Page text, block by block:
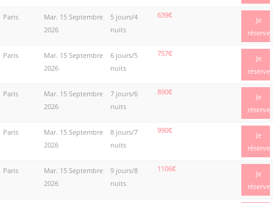
Paris
Mar. 15 Septembre
2026
5 jours/4
nuits
639€
Je
réserve
Paris
Mar. 15 Septembre
2026
6 jours/5
nuits
757€
Je
réserve
Paris
Mar. 15 Septembre
2026
7 jours/6
nuits
890€
Je
réserve
Paris
Mar. 15 Septembre
2026
8 jours/7
nuits
990€
Je
réserve
Paris
Mar. 15 Septembre
2026
9 jours/8
nuits
1106€
Je
réserve